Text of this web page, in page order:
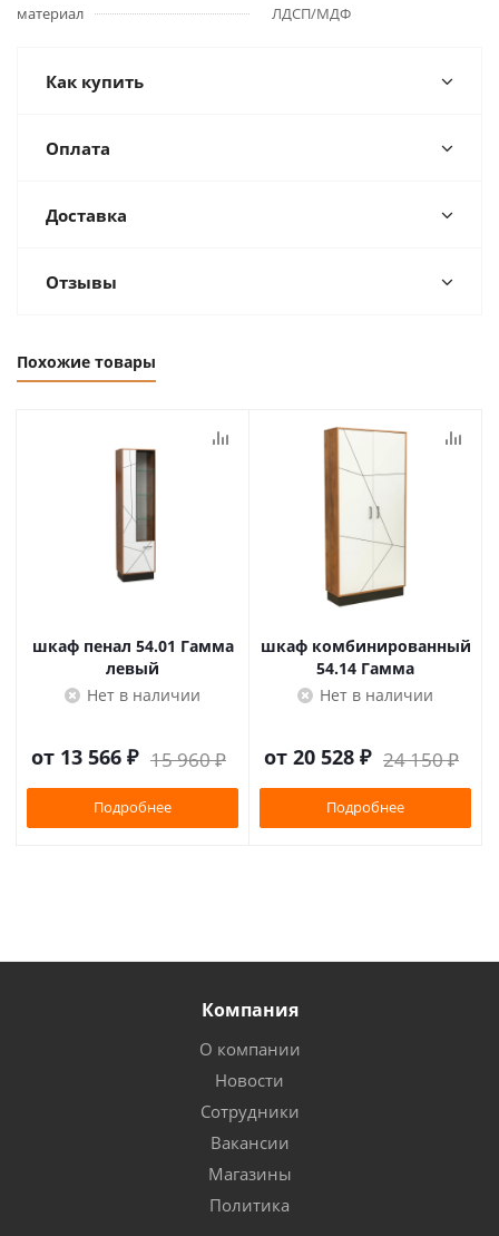
материал
ЛДСП/МДФ
Как купить
Оплата
Доставка
Отзывы
Похожие товары
шкаф пенал 54.01 Гамма
левый
Нет в наличии
от 13 566 ₽ 15 960 ₽
Подробнее
шкаф комбинированный
54.14 Гамма
Нет в наличии
от 20 528 ₽ 24 150 ₽
Подробнее
Компания
О компании
Новости
Сотрудники
Вакансии
Магазины
Политика